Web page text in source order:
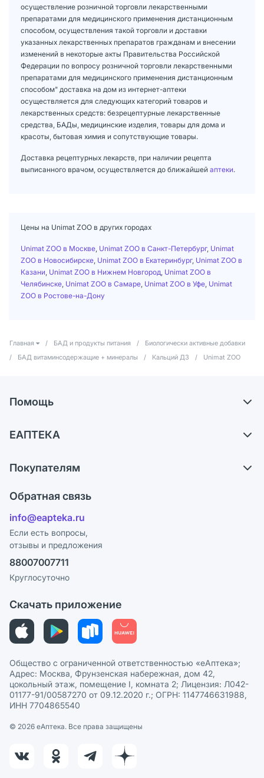
осуществление розничной торговли лекарственными
препаратами для медицинского применения дистанционным
способом, осуществления такой торговли и доставки
указанных лекарственных препаратов гражданам и внесении
изменений в некоторые акты Правительства Российской
Федерации по вопросу розничной торговли лекарственными
препаратами для медицинского применения дистанционным
способом" доставка на дом из интернет-аптеки
осуществляется для следующих категорий товаров и
лекарственных средств: безрецептурные лекарственные
средства, БАДы, медицинские изделия, товары для дома и
красоты, бытовая химия и сопутствующие товары.
Доставка рецептурных лекарств, при наличии рецепта
выписанного врачом, осуществляется до ближайшей аптеки.
Цены на Unimat ZOO в других городах
Unimat ZOO в Москве Unimat ZOO в Санкт-Петербург, Unimat
ZOO в Новосибирске Unimat ZOO в Екатеринбург, Unimat ZOO в
Казани Unimat ZOO в Нижнем Новгород Unimat ZOO в
Челябинске Unimat ZOO в Самаре Unimat ZOO в Уфе Unimat
ZOO в Ростове-на-Дону
Главная / БАД и продукты питания /
Биологически активные добавки
/
БАД витаминсодержащие + минералы / Кальций Д3 / Unimat ZOO
Помощь
Самовывоз из аптек
Ответы на вопросы
Блог
ЕАПТЕКА
Карьера
Поставщики
Лицензия
Реклама на сайте
Ваши товары на ЕАПТЕКЕ
Покупателям
Программа СберСпасибо
Политика конфиденциальности
Пользовательское соглашение
Политика рекомендаций
Этика и соответствие
Политика в отношении обработки персональных данных
Обратная связь
info@eapteka.ru
Если есть вопросы,
отзывы и предложения
88007007711
Круглосуточно
Скачать приложение
Общество с ограниченной ответственностью «еАптека»;
Адрес: Москва, Фрунзенская набережная, дом 42,
цокольный этаж, помещение I, комната 2; Лицензия: Л042-
01177-91/00587270 от 09.12.2020 г.; ОГРН: 1147746631988,
ИНН 7704865540
© 2026 eАптека. Все права защищены